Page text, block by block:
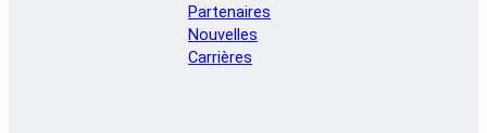
Partenaires
Nouvelles
Carrières